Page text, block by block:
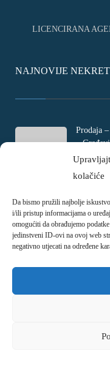
kolačiće
Da bismo pružili najbolje
i/ili pristup informacijama o
omogućiti da obrađujemo
jedinstveni ID-ovi na ovoj web
negativno utjecati na određene
LICENCIRANA
NAJNOVIJE
Prodaja
–
Rtina,
€
Prodaja
Ulica